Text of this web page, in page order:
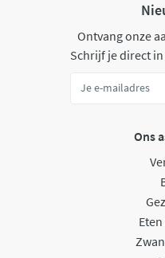
Ontvang onze
Schrijf je direct
Ons